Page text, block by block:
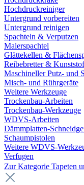
Hochdruckreiniger
Untergrund vorbereiten
Untergrund reinigen
Spachteln & Verputzen
Malerspachtel
Glättekellen &
Reibebretter &
Maschineller Putz- und
Misch- und Rührgeräte
Weitere Werkzeuge
Trockenbau-Arbeiten
Trockenbau-Werkzeuge
WDVS-Arbeiten
Dämmplatten-
Schaumpistolen
Weitere WDVS-
Verfugen
Zur Kategorie Tapeten